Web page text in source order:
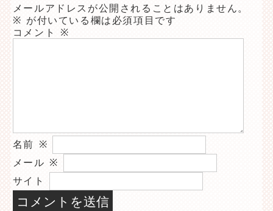
メールアドレスが公開されることはありません。
※ が付いている欄は必須項目です
コメント ※
名前 ※
メール※
サイト